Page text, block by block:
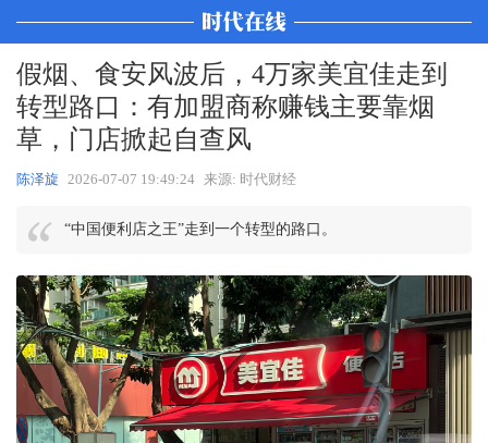
假烟、食安风波后，4万家美宜佳走到
转型路口：有加盟商称赚钱主要靠烟
草，门店掀起自查风
陈泽旋 2026-07-07 19:49:24 来源: 时代财经
“中国便利店之王”走到一个转型的路口。